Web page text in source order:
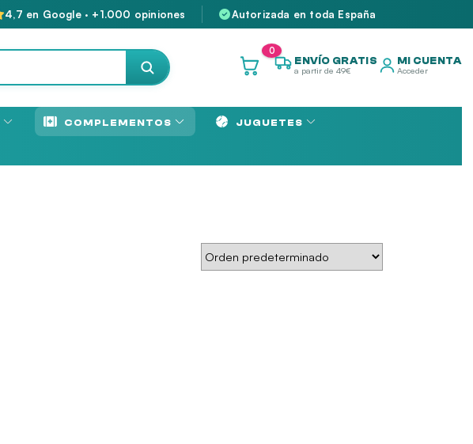
4,7 en Google · +1.000 opiniones Autorizada en toda España
0
ENVÍO GRATIS
a partir de 49€
MI CUENTA
Acceder
COMPLEMENTOS JUGUETES